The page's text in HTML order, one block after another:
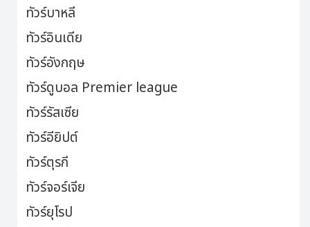
ทัวร์บาหลี
ทัวร์อินเดีย
ทัวร์อังกฤษ
ทัวร์ดูบอล Premier league
ทัวร์รัสเซีย
ทัวร์อียิปต์
ทัวร์ตุรกี
ทัวร์จอร์เจีย
ทัวร์ยุโรป